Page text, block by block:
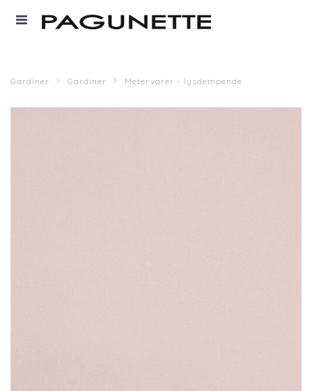
Gardiner Gardiner Metervarer - lysdempende